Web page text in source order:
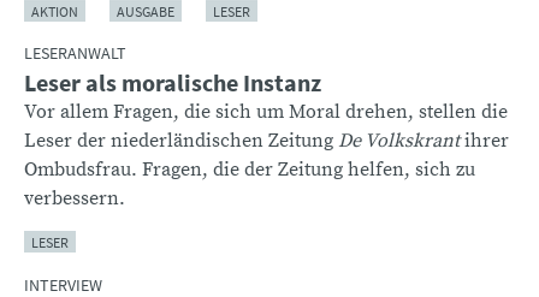
AKTION AUSGABE LESER
LESERANWALT
Leser als moralische Instanz
Vor allem Fragen, die sich um Moral drehen, stellen die
Leser der niederländischen Zeitung De Volkskrantihrer
Ombudsfrau. Fragen, die der Zeitung helfen, sich zu
verbessern.
LESER
INTERVIEW